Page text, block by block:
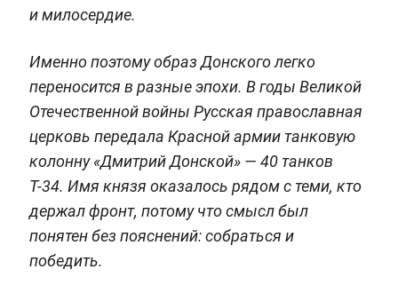
и милосердие.
Именно поэтому образ Донского легко
переносится в разные эпохи. В годы Великой
Отечественной войны Русская православная
церковь передала Красной армии танковую
колонну «Дмитрий Донской» — 40 танков
Т-34. Имя князя оказалось рядом с теми, кто
держал фронт, потому что смысл был
понятен без пояснений: собраться и
победить.